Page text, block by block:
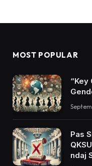
MOST POPULAR
“Key
Pas
ndaj